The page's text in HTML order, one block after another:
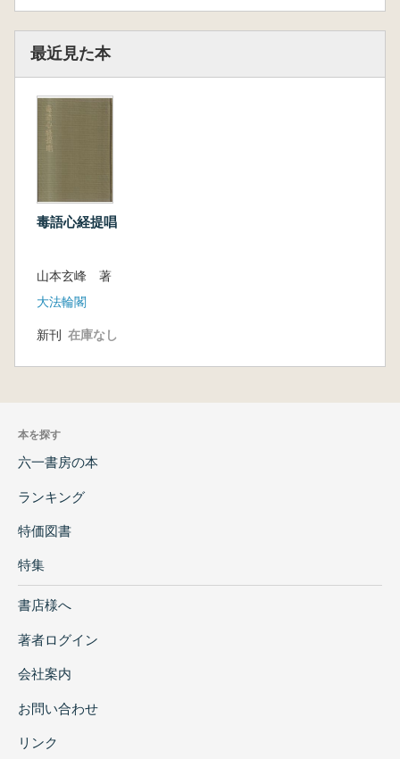
最近見た本
毒語心経提唱
山本玄峰 著
大法輪閣
新刊 在庫なし
本を探す
六一書房の本
ランキング
特価図書
特集
書店様へ
著者ログイン
会社案内
お問い合わせ
リンク